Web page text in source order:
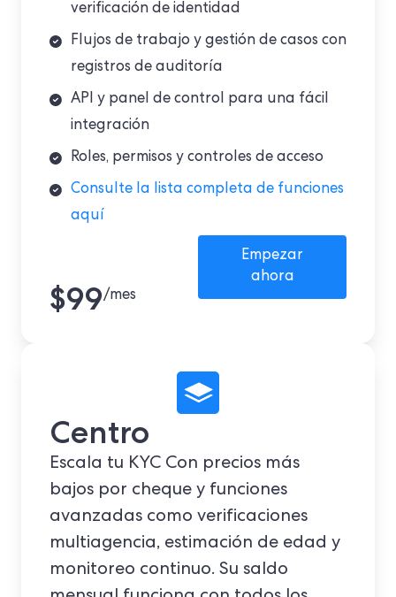
verificación de identidad
Flujos de trabajo y gestión de casos con
registros de auditoría
API y panel de control para una fácil
integración
Roles, permisos y controles de acceso
Consulte la lista completa de funciones
aquí
$99/mes
Empezar
ahora
Centro
Escala tu KYC Con precios más
bajos por cheque y funciones
avanzadas como verificaciones
multiagencia, estimación de edad y
monitoreo continuo. Su saldo